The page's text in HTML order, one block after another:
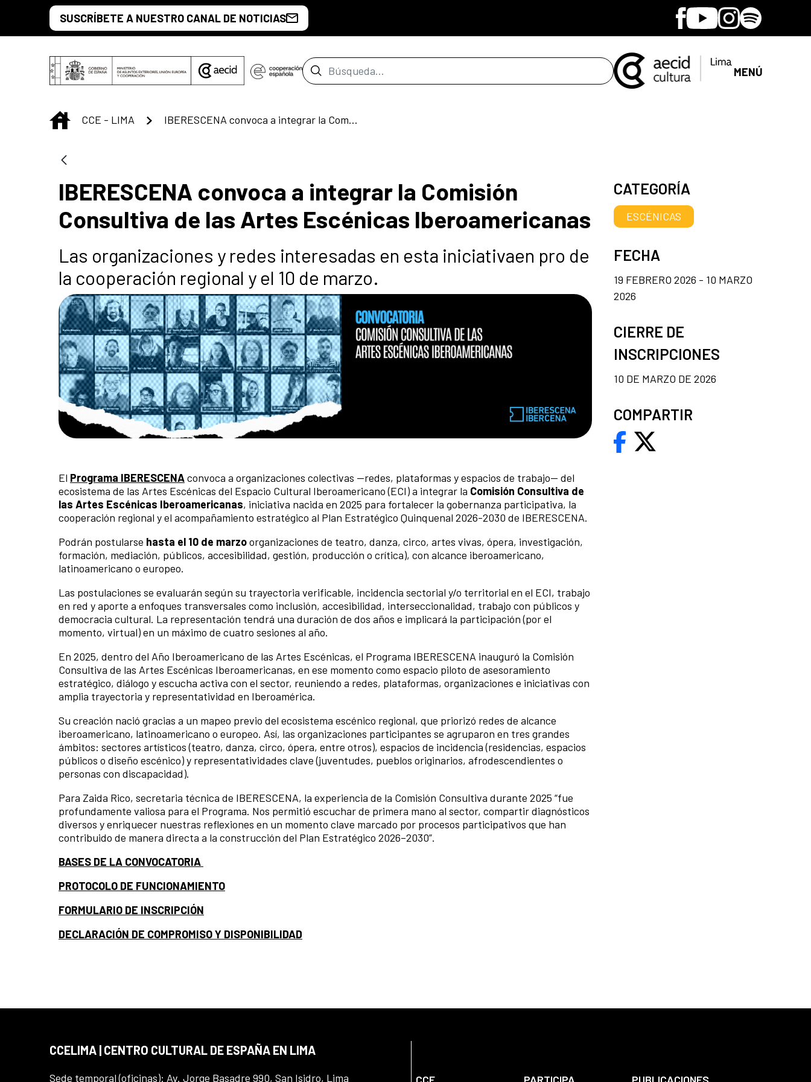
Saltar al contenido principal
SUSCRÍBETE A NUESTRO CANAL DE NOTICIAS Facebook
YoutubeInstagram
Spotify
Barra de búsqueda MENÚ
INICIO
CCE - LIMA IBERESCENA convoca a integrar la Comisión Consultiva de las Artes Escénicas Iberoamericanas
IBERESCENA convoca a integrar la Comisión
Consultiva de las Artes Escénicas Iberoamericanas
Las organizaciones y redes interesadas en esta iniciativaen pro de
la cooperación regional y el 10 de marzo.
El Programa IBERESCENAconvoca a organizaciones colectivas —redes, plataformas y espacios de trabajo— del
ecosistema de las Artes Escénicas del Espacio Cultural Iberoamericano (ECI) a integrar la Comisión Consultiva de
las Artes Escénicas Iberoamericanas, iniciativa nacida en 2025 para fortalecer la gobernanza participativa, la
cooperación regional y el acompañamiento estratégico al Plan Estratégico Quinquenal 2026-2030 de IBERESCENA.
Podrán postularse hasta el 10 de marzoorganizaciones de teatro, danza, circo, artes vivas, ópera, investigación,
formación, mediación, públicos, accesibilidad, gestión, producción o crítica), con alcance iberoamericano,
latinoamericano o europeo.
Las postulaciones se evaluarán según su trayectoria verificable, incidencia sectorial y/o territorial en el ECI, trabajo
en red y aporte a enfoques transversales como inclusión, accesibilidad, interseccionalidad, trabajo con públicos y
democracia cultural. La representación tendrá una duración de dos años e implicará la participación (por el
momento, virtual) en un máximo de cuatro sesiones al año.
En 2025, dentro del Año Iberoamericano de las Artes Escénicas, el Programa IBERESCENA inauguró la Comisión
Consultiva de las Artes Escénicas Iberoamericanas, en ese momento como espacio piloto de asesoramiento
estratégico, diálogo y escucha activa con el sector, reuniendo a redes, plataformas, organizaciones e iniciativas con
amplia trayectoria y representatividad en Iberoamérica.
Su creación nació gracias a un mapeo previo del ecosistema escénico regional, que priorizó redes de alcance
iberoamericano, latinoamericano o europeo. Así, las organizaciones participantes se agruparon en tres grandes
ámbitos: sectores artísticos (teatro, danza, circo, ópera, entre otros), espacios de incidencia (residencias, espacios
públicos o diseño escénico) y representatividades clave (juventudes, pueblos originarios, afrodescendientes o
personas con discapacidad).
Para Zaida Rico, secretaria técnica de IBERESCENA, la experiencia de la Comisión Consultiva durante 2025 “fue
profundamente valiosa para el Programa. Nos permitió escuchar de primera mano al sector, compartir diagnósticos
diversos y enriquecer nuestras reflexiones en un momento clave marcado por procesos participativos que han
contribuido de manera directa a la construcción del Plan Estratégico 2026–2030”.
BASES DE LA CONVOCATORIA
PROTOCOLO DE FUNCIONAMIENTO
FORMULARIO DE INSCRIPCIÓN
DECLARACIÓN DE COMPROMISO Y DISPONIBILIDAD
CATEGORÍA
ESCÉNICAS
FECHA
19 FEBRERO 2026 - 10 MARZO
2026
CIERRE DE
INSCRIPCIONES
10 DE MARZO DE 2026
COMPARTIR
CCELIMA | CENTRO CULTURAL DE ESPAÑA EN LIMA
Sede temporal (oficinas): Av. Jorge Basadre 990, San Isidro, Lima